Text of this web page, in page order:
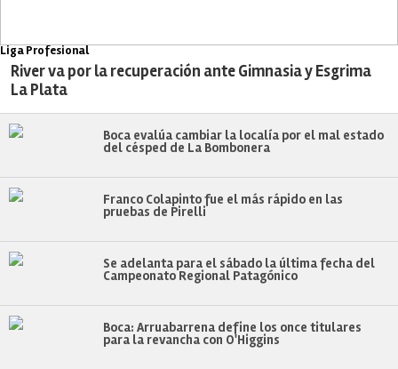
Liga Profesional
River va por la recuperación ante Gimnasia y Esgrima
La Plata
Boca evalúa cambiar la localía por el mal estado
del césped de La Bombonera
Franco Colapinto fue el más rápido en las
pruebas de Pirelli
Se adelanta para el sábado la última fecha del
Campeonato Regional Patagónico
Boca: Arruabarrena define los once titulares
para la revancha con O'Higgins